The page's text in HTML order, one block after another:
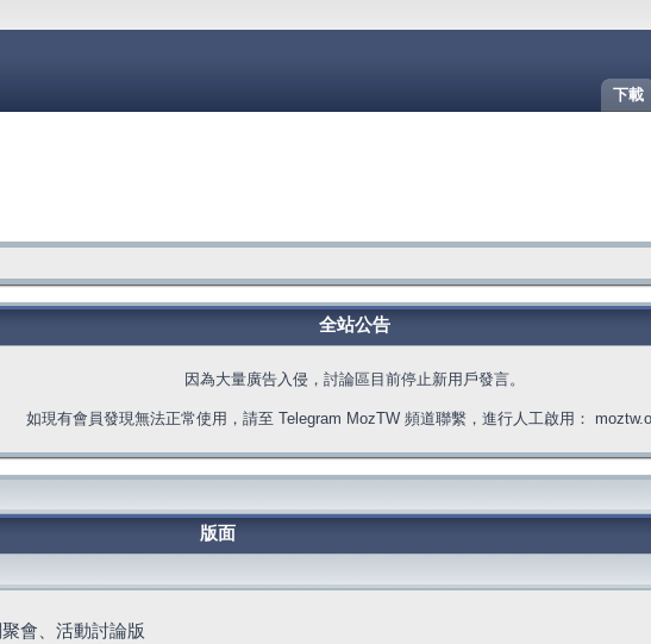
下載
全站公告
因為大量廣告入侵，討論區目前停止新用戶發言。
如現有會員發現無法正常使用，請至 Telegram MozTW 頻道聯繫，進行人工啟用：
版面
會、活動討論版